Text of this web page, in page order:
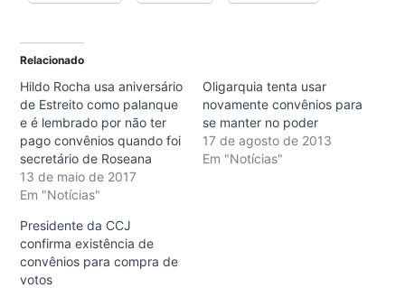
Relacionado
Hildo Rocha usa aniversário
de Estreito como palanque
e é lembrado por não ter
pago convênios quando foi
secretário de Roseana
13 de maio de 2017
Em "Notícias"
Oligarquia tenta usar
novamente convênios para
se manter no poder
17 de agosto de 2013
Em "Notícias"
Presidente da CCJ
confirma existência de
convênios para compra de
votos